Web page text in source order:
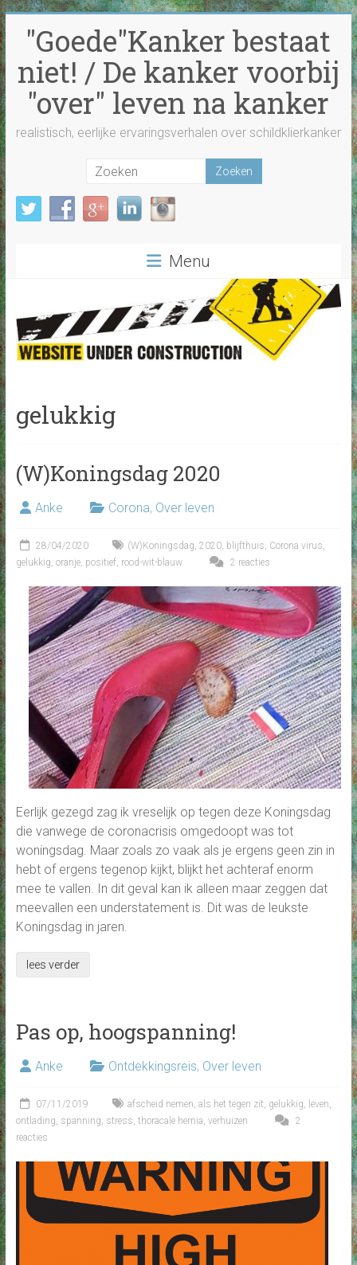
Ga
naar
inhoud"Goede"Kanker bestaat
niet! / De kanker voorbij
"over" leven na kanker
realistisch, eerlijke ervaringsverhalen over schildklierkanker
Menu
gelukkig
(W)Koningsdag 2020
Anke Corona, Over leven
28/04/2020 (W)Koningsdag 2020, blijfthuis Corona virus
gelukkig oranje, positief, rood-wit-blauw 2 reacties
Eerlijk gezegd zag ik vreselijk op tegen deze Koningsdag
die vanwege de coronacrisis omgedoopt was tot
woningsdag. Maar zoals zo vaak als je ergens geen zin in
hebt of ergens tegenop kijkt, blijkt het achteraf enorm
mee te vallen. In dit geval kan ik alleen maar zeggen dat
meevallen een understatement is. Dit was de leukste
Koningsdag in jaren.
lees verder
Pas op, hoogspanning!
Anke Ontdekkingsreis, Over leven
07/11/2019 afscheid nemen, als het tegen zit, gelukkig, leven,
ontlading, spanning, stress, thoracale hernia, verhuizen
2
reacties